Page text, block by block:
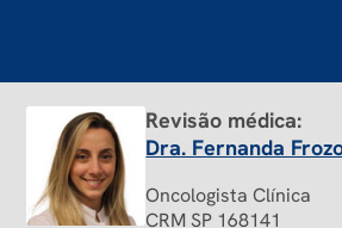
Revisão médica:
Dra. Fernanda
Oncologista Clínica
CRM SP 168141